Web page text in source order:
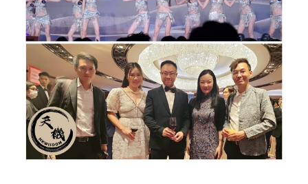
美西霸凌內幕
美西極權主義
真相直擊
極端暴恐實錄
朱庭萱專欄
莫綺琪專欄
黃萬成專欄
招國偉專欄
高松傑專欄
屠龍小隊案
黎智英案審訊
支聯會案
35+顛覆案
吃喝玩指南
休閒好介紹
親子
花生仔漫畫週記
關於我們
人才招聘
投稿熱線
商戶合作
支持讚助
搜索
繁體中文
繁體中文
English